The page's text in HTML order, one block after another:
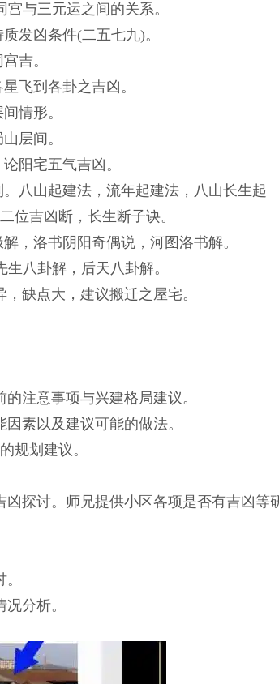
与三元运之间的关系。
发凶条件(二五七九)。
吉。
飞到各卦之吉凶。
情形。
层间。
阳宅五气吉凶。
八山起建法，流年起建法，八山长生起
位吉凶断，长生断子诀。
，洛书阴阳奇偶说，河图洛书解。
八卦解，后天八卦解。
缺点大，建议搬迁之屋宅。
注意事项与兴建格局建议。
素以及建议可能的做法。
规划建议。
探讨。师兄提供小区各项是否有吉凶等
分析。